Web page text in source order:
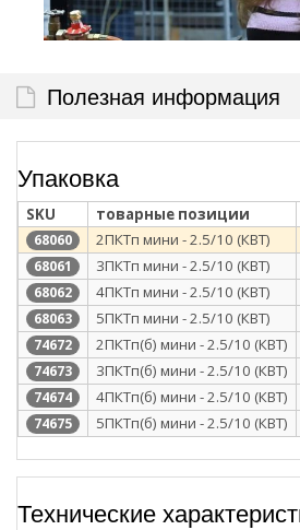
Полезная информация
Упаковка
SKU товарные позиции
68060 2ПКТп мини - 2.5/10 (КВТ)
68061 3ПКТп мини - 2.5/10 (КВТ)
68062 4ПКТп мини - 2.5/10 (КВТ)
68063 5ПКТп мини - 2.5/10 (КВТ)
74672 2ПКТп(б) мини - 2.5/10 (КВТ)
74673 3ПКТп(б) мини - 2.5/10 (КВТ)
74674 4ПКТп(б) мини - 2.5/10 (КВТ)
74675 5ПКТп(б) мини - 2.5/10 (КВТ)
Технические